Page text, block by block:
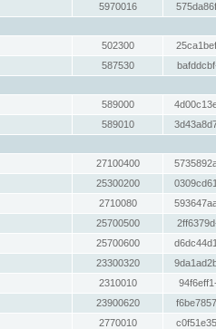
5970016
502300
587530
589000
589010
27100400
25300200
2710080
25700500
25700600
23300320
2310010
23900620
2770010